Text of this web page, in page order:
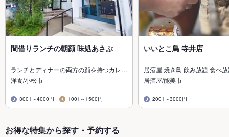
間借りランチの朝顔 味処あさぶ
ランチとディナーの両方の顔を持つカレ…
洋食/小松市
3001～4000円 1001～1500円
いいとこ鳥 寺井店
居酒屋 焼き鳥 飲み放題 食べ
居酒屋/能美市
2001～3000円
お得な特集から探す・予約する